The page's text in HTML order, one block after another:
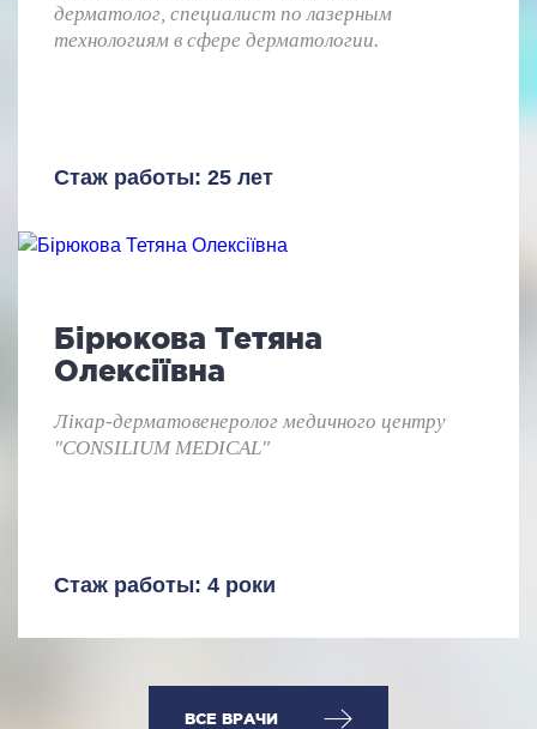
дерматолог, специалист по лазерным
технологиям в сфере дерматологии.
Стаж работы: 25 лет
Бірюкова Тетяна
Олексіївна
Лікар-дерматовенеролог медичного центру
"CONSILIUM MEDICAL"
Стаж работы: 4 роки
ВСЕ ВРАЧИ